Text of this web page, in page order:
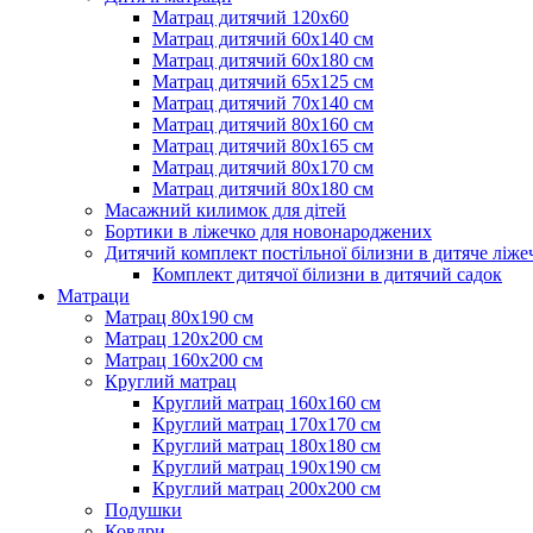
Матрац дитячий 120х60
Матрац дитячий 60х140 см
Матрац дитячий 60х180 см
Матрац дитячий 65х125 см
Матрац дитячий 70х140 см
Матрац дитячий 80х160 см
Матрац дитячий 80х165 см
Матрац дитячий 80х170 см
Матрац дитячий 80х180 см
Масажний килимок для дітей
Бортики в ліжечко для новонароджених
Дитячий комплект постільної білизни в дитяче
Комплект дитячої білизни в дитячий садок
Матраци
Матрац 80х190 см
Матрац 120х200 см
Матрац 160х200 см
Круглий матрац
Круглий матрац 160х160 см
Круглий матрац 170х170 см
Круглий матрац 180х180 см
Круглий матрац 190х190 см
Круглий матрац 200х200 см
Подушки